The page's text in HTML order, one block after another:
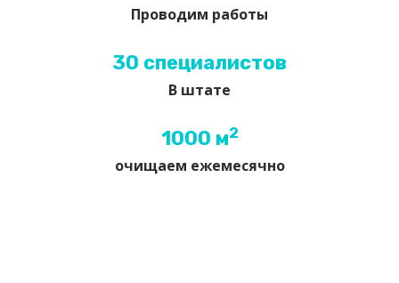
Проводим работы
30 специалистов
В штате
1000 м2
очищаем ежемесячно